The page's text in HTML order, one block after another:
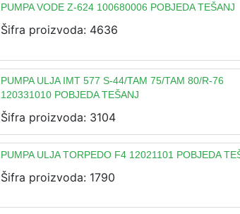
PUMPA VODE Z-624 100680006 POBJEDA TEŠANJ
Šifra proizvoda: 4636
PUMPA ULJA IMT 577 S-44/TAM 75/TAM 80/R-76
120331010 POBJEDA TEŠANJ
Šifra proizvoda: 3104
PUMPA ULJA TORPEDO F4 12021101 POBJEDA
Šifra proizvoda: 1790